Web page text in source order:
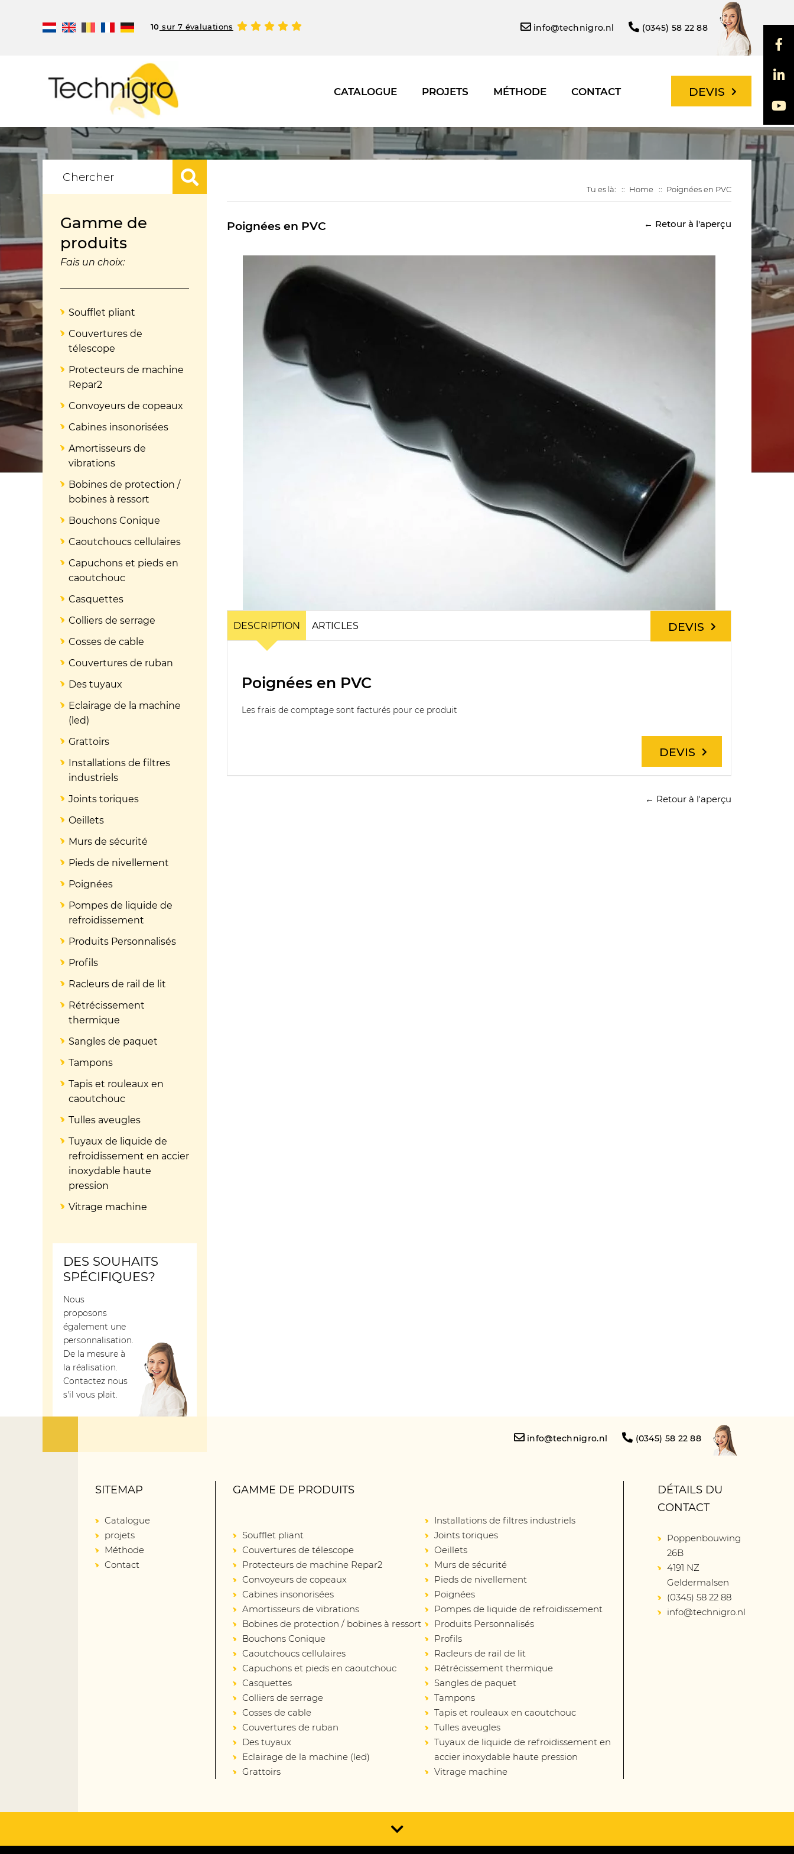
10 sur 7 évaluations info@technigro.nl (0345) 58 22 88
CATALOGUE PROJETS MÉTHODE CONTACT DEVIS
Tu es là: Home Poignées en PVC
Poignées en PVC ← Retour à l'aperçu
DESCRIPTION ARTICLES DEVIS
DEVIS
Poignées en PVC
Les frais de comptage sont facturés pour ce produit
← Retour à l'aperçu
Gamme de
produits
Fais un choix:
Soufflet pliant
Couvertures de
télescope
Protecteurs de machine
Repar2
Convoyeurs de copeaux
Cabines insonorisées
Amortisseurs de
vibrations
Bobines de protection /
bobines à ressort
Bouchons Conique
Caoutchoucs cellulaires
Capuchons et pieds en
caoutchouc
Casquettes
Colliers de serrage
Cosses de cable
Couvertures de ruban
Des tuyaux
Eclairage de la machine
(led)
Grattoirs
Installations de filtres
industriels
Joints toriques
Oeillets
Murs de sécurité
Pieds de nivellement
Poignées
Pompes de liquide de
refroidissement
Produits Personnalisés
Profils
Racleurs de rail de lit
Rétrécissement
thermique
Sangles de paquet
Tampons
Tapis et rouleaux en
caoutchouc
Tulles aveugles
Tuyaux de liquide de
refroidissement en accier
inoxydable haute
pression
Vitrage machine
DES SOUHAITS
SPÉCIFIQUES?
Nous
proposons
également une
personnalisation.
De la mesure à
la réalisation.
Contactez nous
s'il vous plait.
info@technigro.nl (0345) 58 22 88
SITEMAP
Catalogue
projets
Méthode
Contact
GAMME DE PRODUITS
Soufflet pliant
Couvertures de télescope
Protecteurs de machine Repar2
Convoyeurs de copeaux
Cabines insonorisées
Amortisseurs de vibrations
Bobines de protection / bobines à ressort
Bouchons Conique
Caoutchoucs cellulaires
Capuchons et pieds en caoutchouc
Casquettes
Colliers de serrage
Cosses de cable
Couvertures de ruban
Des tuyaux
Eclairage de la machine (led)
Grattoirs
Installations de filtres industriels
Joints toriques
Oeillets
Murs de sécurité
Pieds de nivellement
Poignées
Pompes de liquide de refroidissement
Produits Personnalisés
Profils
Racleurs de rail de lit
Rétrécissement thermique
Sangles de paquet
Tampons
Tapis et rouleaux en caoutchouc
Tulles aveugles
Tuyaux de liquide de refroidissement en
accier inoxydable haute pression
Vitrage machine
DÉTAILS DU
CONTACT
Poppenbouwing
26B
4191 NZ
Geldermalsen
(0345) 58 22 88
info@technigro.nl